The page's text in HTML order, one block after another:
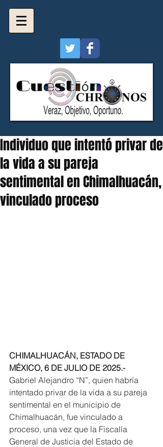
Individuo que intentó privar de
la vida a su pareja
sentimental en Chimalhuacán,
vinculado proceso
CHIMALHUACÁN, ESTADO DE
MÉXICO, 6 DE JULIO DE 2025.-
Gabriel Alejandro “N”, quien habría
intentado privar de la vida a su pareja
sentimental en el municipio de
Chimalhuacán, fue vinculado a
proceso, una vez que la Fiscalía
General de Justicia del Estado de